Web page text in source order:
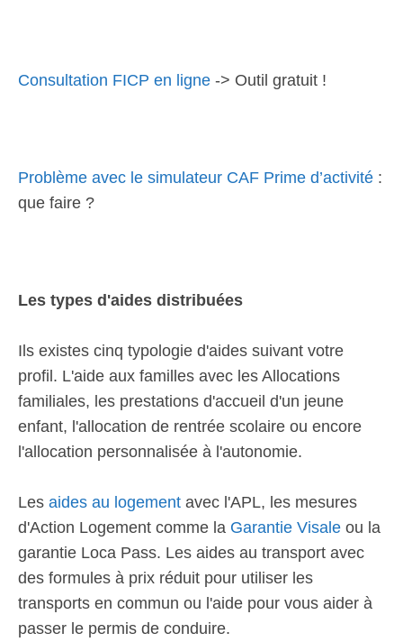
Consultation FICP en ligne -> Outil gratuit !
Problème avec le simulateur CAF Prime d’activité :
que faire ?
Les types d'aides distribuées
Ils existes cinq typologie d'aides suivant votre
profil. L'aide aux familles avec les Allocations
familiales, les prestations d'accueil d'un jeune
enfant, l'allocation de rentrée scolaire ou encore
l'allocation personnalisée à l'autonomie.
Les aides au logement avec l'APL, les mesures
d'Action Logement comme la Garantie Visale ou la
garantie Loca Pass. Les aides au transport avec
des formules à prix réduit pour utiliser les
transports en commun ou l'aide pour vous aider à
passer le permis de conduire.